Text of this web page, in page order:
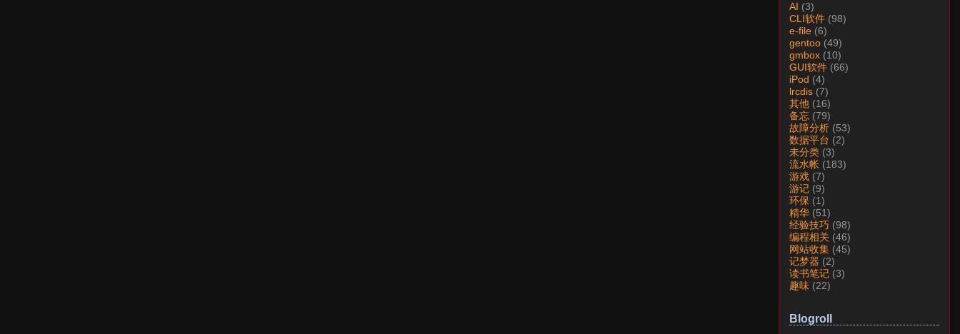
AI (3)
CLI软件 (98)
e-file (6)
gentoo (49)
gmbox (10)
GUI软件 (66)
iPod (4)
lrcdis (7)
其他 (16)
备忘 (79)
故障分析 (53)
数据平台 (2)
未分类 (3)
流水帐 (183)
游戏 (7)
游记 (9)
环保 (1)
精华 (51)
经验技巧 (98)
编程相关 (46)
网站收集 (45)
记梦器 (2)
读书笔记 (3)
趣味 (22)
Blogroll